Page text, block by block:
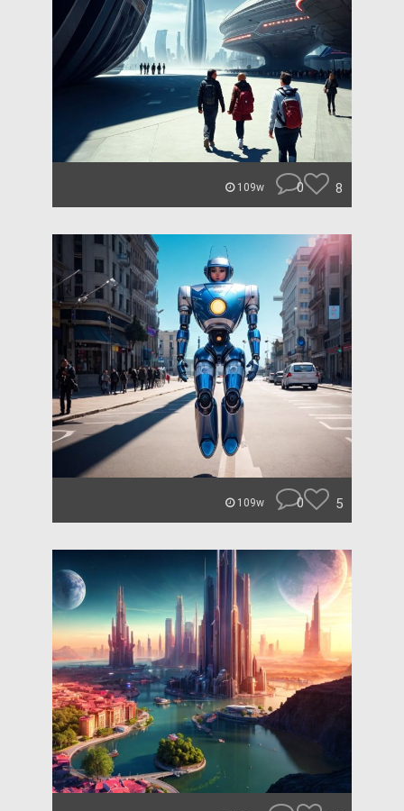
109w 0 8
109w 0 5